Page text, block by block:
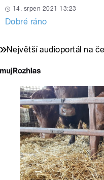
14. srpen 2021 13:23
Dobré ráno
Největší audioportál na